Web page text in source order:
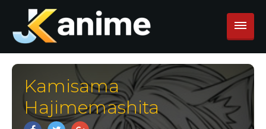
Kamisama
Hajimemashita